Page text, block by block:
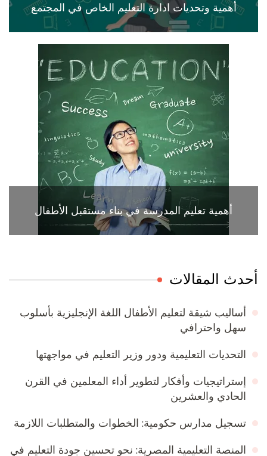
أهمية وتحديات ادارة التعليم الخاص في المجتمع
أهمية تعليم المدرسة في بناء مستقبل الأطفال
أحدث المقالات
أساليب شيقة لتعليم الأطفال اللغة الإنجليزية بأسلوب
سهل واحترافي
التحديات التعليمية ودور وزير التعليم في مواجهتها
إستراتيجيات وأفكار لتطوير أداء المعلمين في القرن
الحادي والعشرين
تسجيل مدارس حكومية: الخطوات والمتطلبات اللازمة
المنصة التعليمية المصرية: نحو تحسين جودة التعليم في